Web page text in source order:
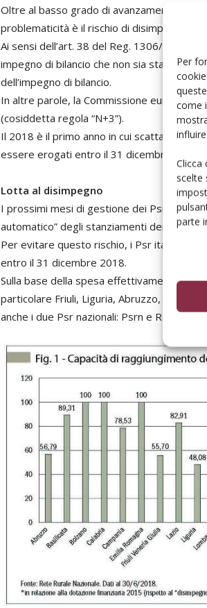
Per
come
Clicca
scelte
parte
Oltre al basso grado di avanzamento della
problematicità è il rischio di disimpegno
Ai sensi dell’art. 38 del Reg. 1306/201, la
impegno di bilancio che non sia stata
dell’impegno di bilancio.
In altre parole, la Commissione europea
(cosiddetta regola “N+3”).
Il 2018 è il primo anno in cui scatta il
essere erogati entro il 31 dicembre 2018,
Lotta al disimpegno
I prossimi mesi di gestione dei Psr
automatico” degli stanziamenti dei Psr.
Per evitare questo rischio, i Psr italiani
entro il 31 dicembre 2018.
Sulla base della spesa effettivamente
particolare Friuli, Liguria, Abruzzo,
anche i due Psr nazionali: Psrn e Rete